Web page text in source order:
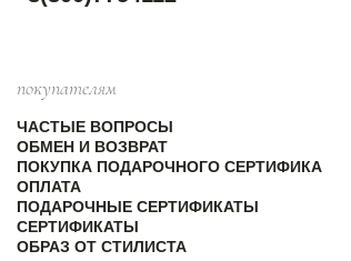
покупателям
ЧАСТЫЕ ВОПРОСЫ
ОБМЕН И ВОЗВРАТ
ПОКУПКА ПОДАРОЧНОГО СЕРТИФИКА
ОПЛАТА
ПОДАРОЧНЫЕ СЕРТИФИКАТЫ
СЕРТИФИКАТЫ
ОБРАЗ ОТ СТИЛИСТА